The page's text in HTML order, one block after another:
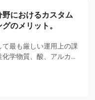
におけるカスタム
のメリット。
最も厳しい運用上の課
学物質、酸、アルカリ